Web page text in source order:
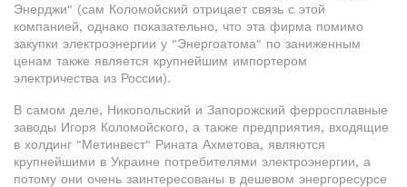
Энерджи" (сам Коломойский отрицает связь с этой
компанией, однако показательно, что эта фирма помимо
закупки электроэнергии у "Энергоатома" по заниженным
ценам также является крупнейшим импортером
электричества из России).
В самом деле, Никопольский и Запорожский ферросплавные
заводы Игоря Коломойского, а также предприятия, входящие
в холдинг "Метинвест" Рината Ахметова, являются
крупнейшими в Украине потребителями электроэнергии, а
потому они очень заинтересованы в дешевом энергоресурсе